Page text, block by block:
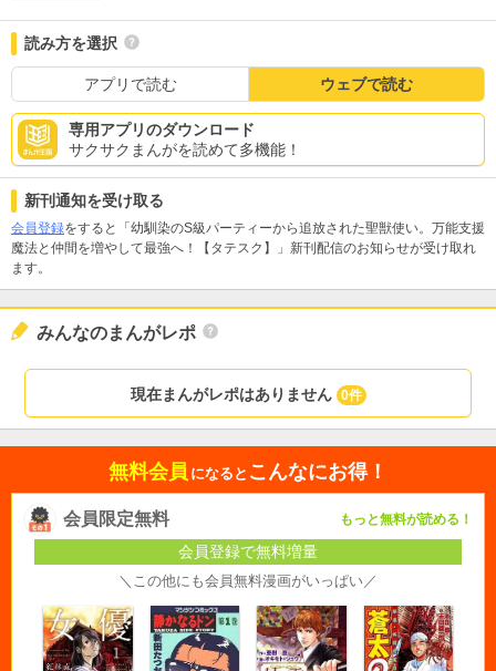
読み方を選択
アプリで読む ウェブで読む
専用アプリのダウンロード
サクサクまんがを読めて多機能！
新刊通知を受け取る
会員登録をすると「幼馴染のS級パーティーから追放された聖獣使い。万能支援
魔法と仲間を増やして最強へ！【タテスク】」新刊配信のお知らせが受け取れ
ます。
みんなのまんがレポ
現在まんがレポはありません 0件
無料会員 になると こんなにお得！
会員限定無料 もっと無料が読める！
会員登録で無料増量
＼この他にも会員無料漫画がいっぱい／